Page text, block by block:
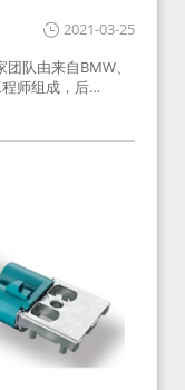
2021-03-25
队由来自BMW、
师组成，后
年并入
车载收音机天线连
射频连接器，被业